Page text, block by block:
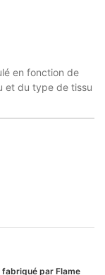
en fonction de
et du type de tissu
par Flame